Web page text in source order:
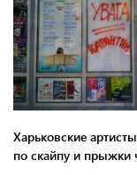
Харьковские
по скайпу и прыжки